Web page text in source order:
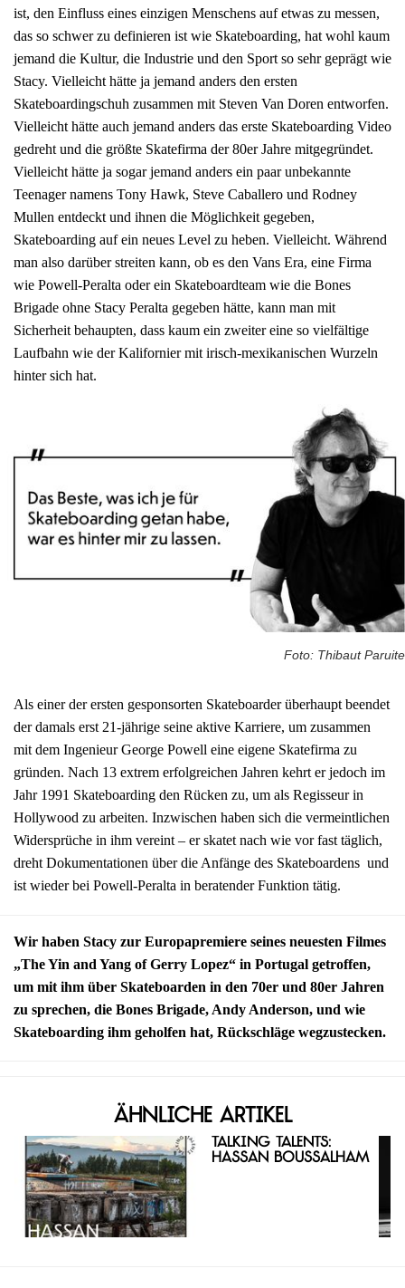
ist, den Einfluss eines einzigen Menschens auf etwas zu messen,
das so schwer zu definieren ist wie Skateboarding, hat wohl kaum
jemand die Kultur, die Industrie und den Sport so sehr geprägt wie
Stacy. Vielleicht hätte ja jemand anders den ersten
Skateboardingschuh zusammen mit Steven Van Doren entworfen.
Vielleicht hätte auch jemand anders das erste Skateboarding Video
gedreht und die größte Skatefirma der 80er Jahre mitgegründet.
Vielleicht hätte ja sogar jemand anders ein paar unbekannte
Teenager namens Tony Hawk, Steve Caballero und Rodney
Mullen entdeckt und ihnen die Möglichkeit gegeben,
Skateboarding auf ein neues Level zu heben. Vielleicht. Während
man also darüber streiten kann, ob es den Vans Era, eine Firma
wie Powell-Peralta oder ein Skateboardteam wie die Bones
Brigade ohne Stacy Peralta gegeben hätte, kann man mit
Sicherheit behaupten, dass kaum ein zweiter eine so vielfältige
Laufbahn wie der Kalifornier mit irisch-mexikanischen Wurzeln
hinter sich hat.
Foto: Thibaut Paruite
Als einer der ersten gesponsorten Skateboarder überhaupt beendet
der damals erst 21-jährige seine aktive Karriere, um zusammen
mit dem Ingenieur George Powell eine eigene Skatefirma zu
gründen. Nach 13 extrem erfolgreichen Jahren kehrt er jedoch im
Jahr 1991 Skateboarding den Rücken zu, um als Regisseur in
Hollywood zu arbeiten. Inzwischen haben sich die vermeintlichen
Widersprüche in ihm vereint – er skatet nach wie vor fast täglich,
dreht Dokumentationen über die Anfänge des Skateboardens und
ist wieder bei Powell-Peralta in beratender Funktion tätig.
Wir haben Stacy zur Europapremiere seines neuesten Filmes
„The Yin and Yang of Gerry Lopez“ in Portugal getroffen,
um mit ihm über Skateboarden in den 70er und 80er Jahren
zu sprechen, die Bones Brigade, Andy Anderson, und wie
Skateboarding ihm geholfen hat, Rückschläge wegzustecken.
Ähnliche Artikel
Talking Talents:
Hassan Boussalham